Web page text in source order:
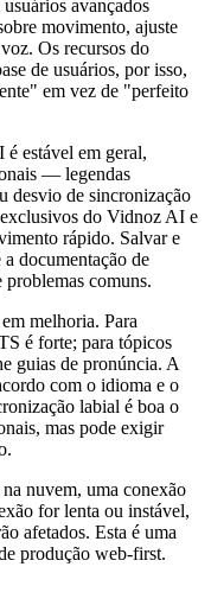
avançados
movimento, ajuste
Os recursos do
de usuários, por isso,
em vez de "perfeito
estável em geral,
— legendas
desvio de sincronização
exclusivos do Vidnoz AI e
rápido. Salvar e
documentação de
comuns.
melhoria. Para
é forte; para tópicos
guias de pronúncia. A
com o idioma e o
labial é boa o
mas pode exigir
nuvem, uma conexão
for lenta ou instável,
afetados. Esta é uma
produção web-first.